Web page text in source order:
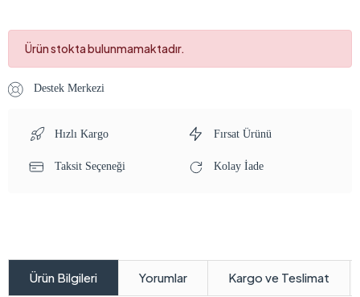
Ürün stokta bulunmamaktadır.
Destek Merkezi
Hızlı Kargo Fırsat Ürünü
Taksit Seçeneği Kolay İade
Ürün Bilgileri Yorumlar Kargo ve Teslimat